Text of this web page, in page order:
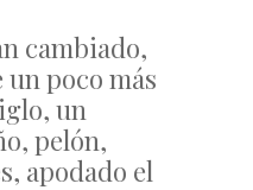
cambiado,
poco más
un
pelón,
apodado el